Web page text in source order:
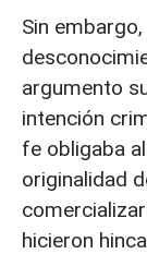
Sin
argumento
intención
fe obligaba
originalidad
hicieron